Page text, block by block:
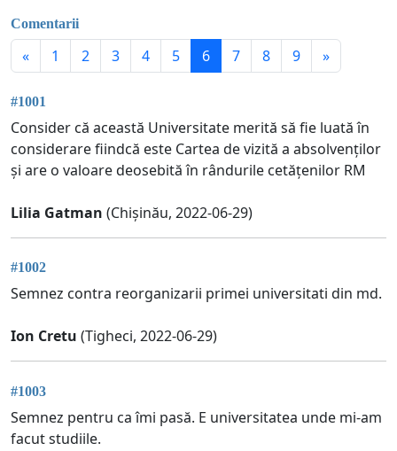
Comentarii
« 1 2 3 4 5 6 7 8 9 »
#1001
Consider că această Universitate merită să fie luată în
considerare fiindcă este Cartea de vizită a absolvenților
și are o valoare deosebită în rândurile cetățenilor RM
Lilia Gatman (Chișinău, 2022-06-29)
#1002
Semnez contra reorganizarii primei universitati din md.
Ion Cretu (Tigheci, 2022-06-29)
#1003
Semnez pentru ca îmi pasă. E universitatea unde mi-am
facut studiile.